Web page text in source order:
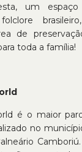
um
de
toda a família!
é o maior
no